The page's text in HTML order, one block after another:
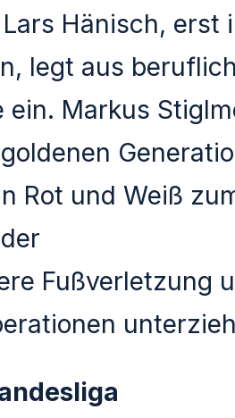
Hänisch, erst
legt aus
Markus
Rot und Weiß
Fußverletzung